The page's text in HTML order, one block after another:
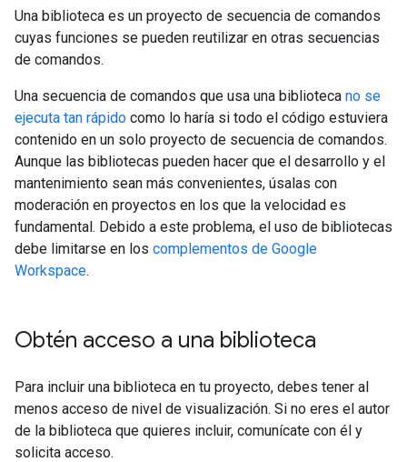
Una biblioteca es un proyecto de secuencia de comandos
cuyas funciones se pueden reutilizar en otras secuencias
de comandos.
Una secuencia de comandos que usa una biblioteca no se
ejecuta tan rápido como lo haría si todo el código estuviera
contenido en un solo proyecto de secuencia de comandos.
Aunque las bibliotecas pueden hacer que el desarrollo y el
mantenimiento sean más convenientes, úsalas con
moderación en proyectos en los que la velocidad es
fundamental. Debido a este problema, el uso de bibliotecas
debe limitarse en los complementos de Google
Workspace.
Obtén acceso a una biblioteca
Para incluir una biblioteca en tu proyecto, debes tener al
menos acceso de nivel de visualización. Si no eres el autor
de la biblioteca que quieres incluir, comunícate con él y
solicita acceso.